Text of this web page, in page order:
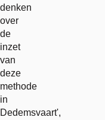
denken
over
de
inzet
van
deze
methode
in
Dedemsvaart',